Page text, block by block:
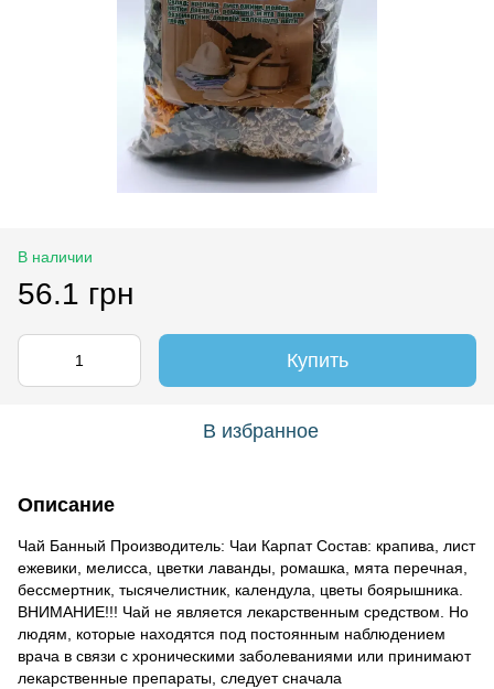
В наличии
56.1 грн
Купить
В избранное
Описание
Чай Банный Производитель: Чаи Карпат Состав: крапива, лист
ежевики, мелисса, цветки лаванды, ромашка, мята перечная,
бессмертник, тысячелистник, календула, цветы боярышника.
ВНИМАНИЕ!!! Чай не является лекарственным средством. Но
людям, которые находятся под постоянным наблюдением
врача в связи с хроническими заболеваниями или принимают
лекарственные препараты, следует сначала